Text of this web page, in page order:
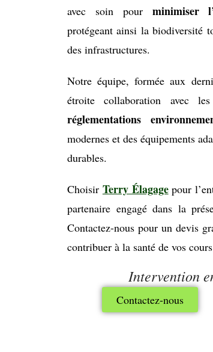
avec soin pour minimiser
protégeant ainsi la biodiversité
des infrastructures.
Notre équipe, formée aux
étroite collaboration avec
réglementations
modernes et des équipements
durables.
Choisir Terry Élagagepour
partenaire engagé dans la
Contactez-nous pour un devis
contribuer à la santé de vos cours
Intervention
Contactez-nous